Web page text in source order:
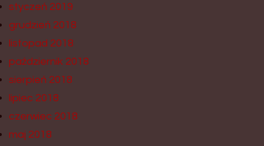
styczeń 2019
grudzień 2018
listopad 2018
październik 2018
sierpień 2018
lipiec 2018
czerwiec 2018
maj 2018